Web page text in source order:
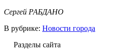
Сергей РАБДАНО
В рубрике: Новости города
Разделы сайта